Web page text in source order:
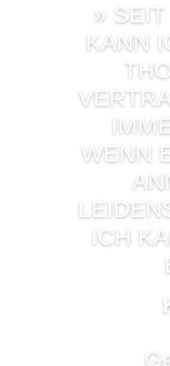
»
KANN
WENN
ICH